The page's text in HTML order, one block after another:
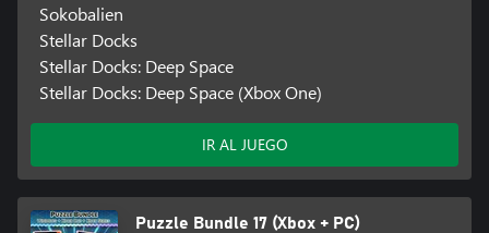
Sokobalien
Stellar Docks
Stellar Docks: Deep Space
Stellar Docks: Deep Space (Xbox One)
IR AL JUEGO
Puzzle Bundle 17 (Xbox + PC)